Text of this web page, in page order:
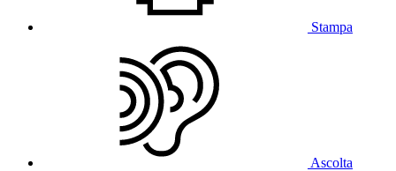
Stampa
Ascolta